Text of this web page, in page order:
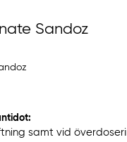
Sandoz
samt vid